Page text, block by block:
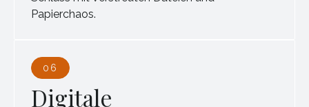
Papierchaos.
06
Digitale